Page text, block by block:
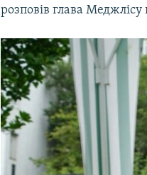
розповів глава